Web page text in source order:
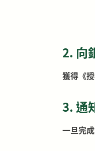
2. 向
獲得《
3. 通
一旦完